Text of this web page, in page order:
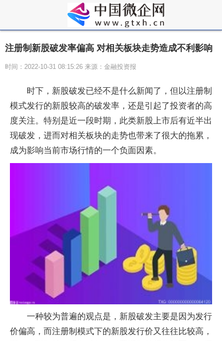
注册制新股破发率偏高 对相关板块走势造成不利影响
时间：2022-10-31 08:15:26 来源：金融投资报
时下，新股破发已经不是什么新闻了，但以注册制
模式发行的新股较高的破发率，还是引起了投资者的高
度关注。特别是近一段时期，此类新股上市后有近半出
现破发，进而对相关板块的走势也带来了很大的拖累，
成为影响当前市场行情的一个负面因素。
一种较为普遍的观点是，新股破发主要是因为发行
价偏高，而注册制模式下的新股发行价又往往比较高，